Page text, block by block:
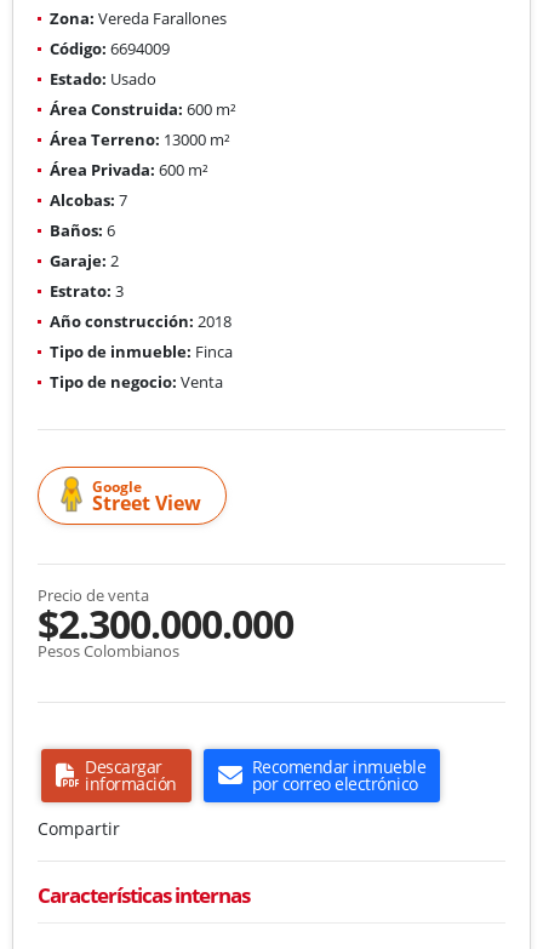
Zona: Vereda Farallones
Código: 6694009
Estado: Usado
Área Construida: 600 m²
Área Terreno: 13000 m²
Área Privada: 600 m²
Alcobas: 7
Baños: 6
Garaje: 2
Estrato: 3
Año construcción: 2018
Tipo de inmueble: Finca
Tipo de negocio: Venta
Google
Street View
Precio de venta
$2.300.000.000
Pesos Colombianos
Descargar
información
Recomendar inmueble
por correo electrónico
Compartir
Características internas